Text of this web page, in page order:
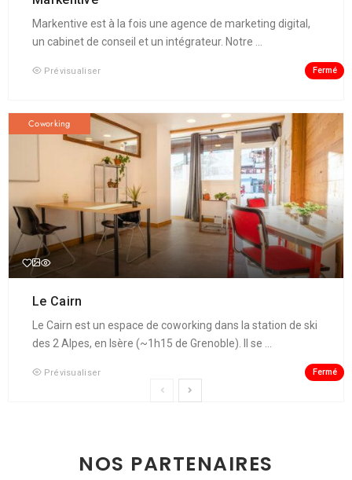
Markentive est à la fois une agence de marketing digital,
un cabinet de conseil et un intégrateur. Notre ...
Prévisualiser Fermé
Coworking
Le Cairn
Le Cairn est un espace de coworking dans la station de ski
des 2 Alpes, en Isère (~1h15 de Grenoble). Il se ...
Prévisualiser Fermé
NOS PARTENAIRES